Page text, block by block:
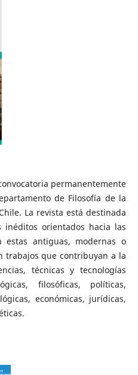
permanentemente
de Filosofía de la
La revista está destinada
orientados hacia las
estas antiguas, modernas o
trabajos que contribuyan a la
técnicas y tecnologías
filosóficas, políticas,
económicas, jurídicas,